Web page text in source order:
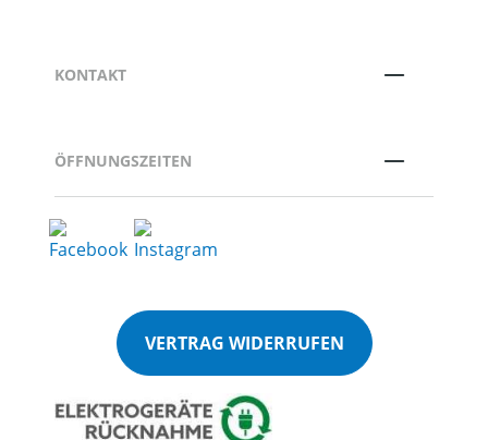
KONTAKT
ÖFFNUNGSZEITEN
VERTRAG WIDERRUFEN